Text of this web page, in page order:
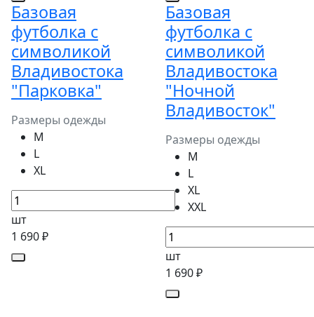
Базовая
футболка с
символикой
Владивостока
"Парковка"
Размеры одежды
M
L
XL
шт
1 690 ₽
Базовая
футболка с
символикой
Владивостока
"Ночной
Владивосток"
Размеры одежды
M
L
XL
XXL
шт
1 690 ₽